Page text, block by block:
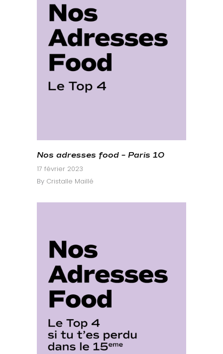
Nos adresses food – Paris 10
17 février 2023
By Cristalle Maillé